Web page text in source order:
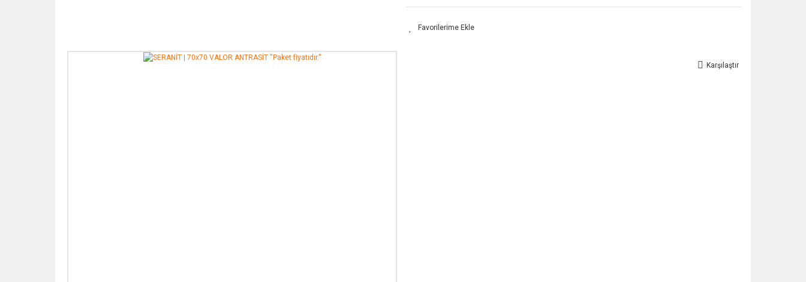
Karşılaştır